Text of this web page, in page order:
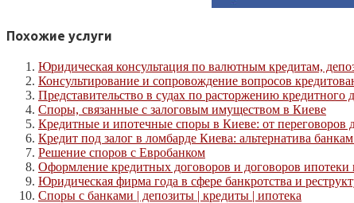
Похожие услуги
Юридическая консультация по валютным кредитам,
Консультирование и сопровождение вопросов
Представительство в судах по расторжению
Споры, связанные с залоговым имуществом в Киеве
Кредитные и ипотечные споры в Киеве: от
Кредит под залог в ломбарде Киева: альтернатива
Решение споров с Евробанком
Оформление кредитных договоров и договоров
Юридическая фирма года в сфере банкротства и
Споры с банками | депозиты | кредиты | ипотека